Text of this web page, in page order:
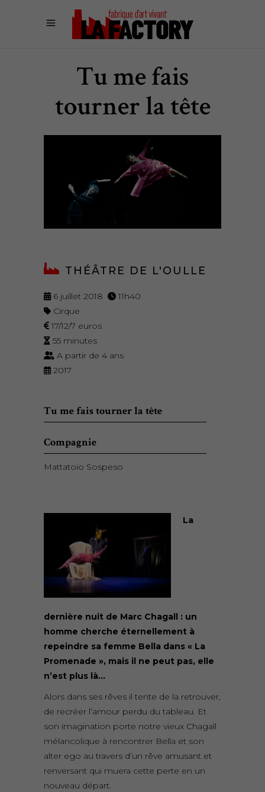
Tu me fais
tourner la tête
THÉÂTRE DE L'OULLE
6 juillet 2018
11h40
Cirque
17/12/7 euros
55 minutes
A partir de 4 ans
2017
Tu me fais tourner la tête
Compagnie
Mattatoio Sospeso
La
dernière nuit de Marc Chagall : un
homme cherche éternellement à
repeindre sa femme Bella dans « La
Promenade », mais il ne peut pas, elle
n’est plus là…
Alors dans ses rêves il tente de la retrouver,
de recréer l’amour perdu du tableau. Et
son imagination porte notre vieux Chagall
mélancolique à rencontrer Bella et son
alter ego au travers d’un rêve amusant et
renversant qui muera cette perte en un
nouveau départ.